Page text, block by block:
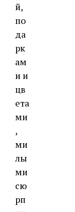
й,
по
да
рк
ам
и и
цв
ета
ми
,
ми
лы
ми
сю
рп